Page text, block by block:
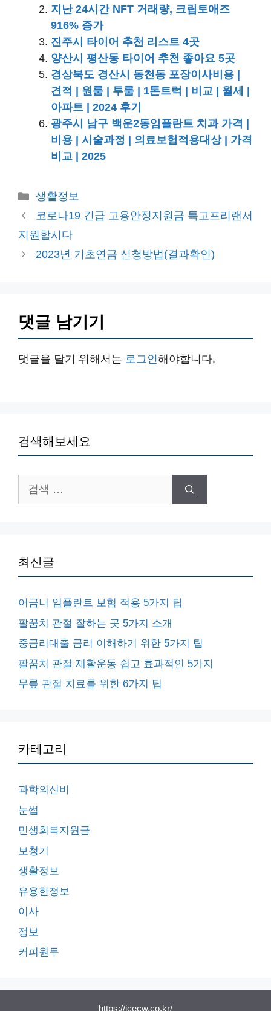
지난 24시간 NFT 거래량, 크립토애즈
916% 증가
진주시 타이어 추천 리스트 4곳
양산시 평산동 타이어 추천 좋아요 5곳
경상북도 경산시 동천동 포장이사비용 |
견적 | 원룸 | 투룸 | 1톤트럭 | 비교 | 월세 |
아파트 | 2024 후기
광주시 남구 백운2동임플란트 치과 가격 |
비용 | 시술과정 | 의료보험적용대상 | 가격
비교 | 2025
카
테
리
생활정보
코로나19 긴급 고용안정지원금 특고프리랜서
지원합시다
2023년 기초연금 신청방법(결과확인)
댓글 남기기
댓글을 달기 위해서는 로그인해야합니다.
검색해보세요
색:
최신글
어금니 임플란트 보험 적용 5가지 팁
팔꿈치 관절 잘하는 곳 5가지 소개
중금리대출 금리 이해하기 위한 5가지 팁
팔꿈치 관절 재활운동 쉽고 효과적인 5가지
무릎 관절 치료를 위한 6가지 팁
카테고리
과학의신비
눈썹
민생회복지원금
보청기
생활정보
유용한정보
이사
정보
커피원두
https://icecw.co.kr/